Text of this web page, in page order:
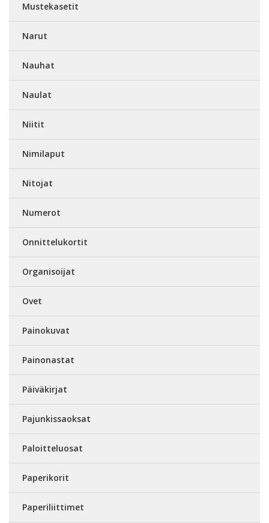
Mustekasetit
Narut
Nauhat
Naulat
Niitit
Nimilaput
Nitojat
Numerot
Onnittelukortit
Organisoijat
Ovet
Painokuvat
Painonastat
Päiväkirjat
Pajunkissaoksat
Paloitteluosat
Paperikorit
Paperiliittimet